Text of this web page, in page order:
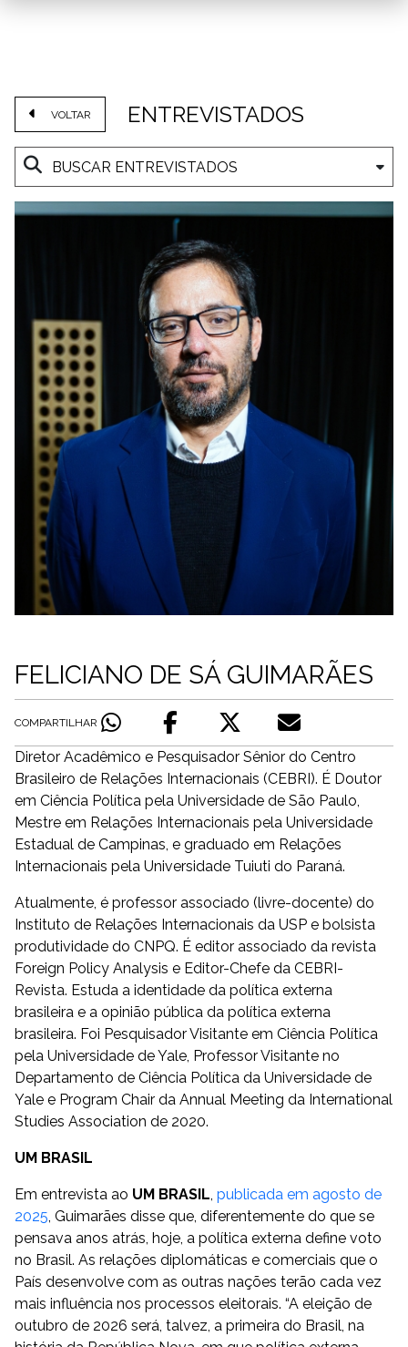
VOLTAR ENTREVISTADOS
FELICIANO DE SÁ GUIMARÃES
COMPARTILHAR
Diretor Acadêmico e Pesquisador Sênior do Centro
Brasileiro de Relações Internacionais (CEBRI). É Doutor
em Ciência Política pela Universidade de São Paulo,
Mestre em Relações Internacionais pela Universidade
Estadual de Campinas, e graduado em Relações
Internacionais pela Universidade Tuiuti do Paraná.
Atualmente, é professor associado (livre-docente) do
Instituto de Relações Internacionais da USP e bolsista
produtividade do CNPQ. É editor associado da revista
Foreign Policy Analysis e Editor-Chefe da CEBRI-
Revista. Estuda a identidade da política externa
brasileira e a opinião pública da política externa
brasileira. Foi Pesquisador Visitante em Ciência Política
pela Universidade de Yale, Professor Visitante no
Departamento de Ciência Política da Universidade de
Yale e Program Chair da Annual Meeting da International
Studies Association de 2020.
UM BRASIL
Em entrevista ao UM BRASIL, publicada em agosto de
2025, Guimarães disse que, diferentemente do que se
pensava anos atrás, hoje, a política externa define voto
no Brasil. As relações diplomáticas e comerciais que o
País desenvolve com as outras nações terão cada vez
mais influência nos processos eleitorais. “A eleição de
outubro de 2026 será, talvez, a primeira do Brasil, na